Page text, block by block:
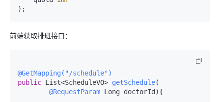
前端获取排班接口：
@GetMapping("/schedule")
public List<ScheduleVO> getSchedule(
@RequestParam Long doctorId){